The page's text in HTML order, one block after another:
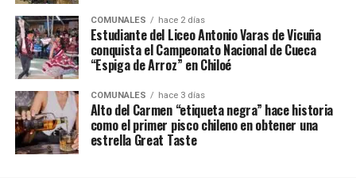
COMUNALES hace 2 días
Estudiante del Liceo Antonio Varas de Vicuña
conquista el Campeonato Nacional de Cueca
“Espiga de Arroz” en Chiloé
COMUNALES hace 3 días
Alto del Carmen “etiqueta negra” hace historia
como el primer pisco chileno en obtener una
estrella Great Taste